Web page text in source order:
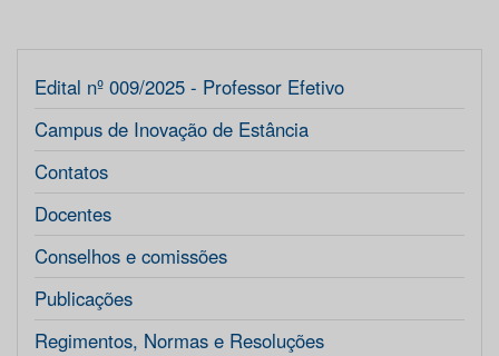
Edital nº 009/2025 - Professor Efetivo
Campus de Inovação de Estância
Contatos
Docentes
Conselhos e comissões
Publicações
Regimentos, Normas e Resoluções